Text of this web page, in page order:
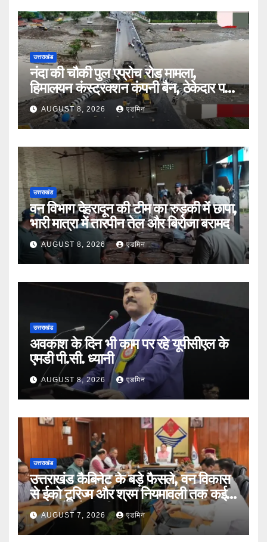
उत्तराखंड
नंदा की चौकी पुल एप्रोच रोड मामला,
हिमालयन कंस्ट्रक्शन कंपनी बैन, ठेकेदार पर
भी एक्शन
AUGUST 8, 2026 एडमिन
उत्तराखंड
वन विभाग देहरादून की टीम का रुड़की में छापा,
भारी मात्रा में तारपीन तेल और बिरोजा बरामद
AUGUST 8, 2026 एडमिन
उत्तराखंड
अवकाश के दिन भी काम पर रहे यूपीसीएल के
एमडी पी.सी. ध्यानी
AUGUST 8, 2026 एडमिन
उत्तराखंड
उत्तराखंड कैबिनेट के बड़े फैसले, वन विकास
से ईको टूरिज्म और श्रम नियमावली तक कई
प्रस्तावों को मंजूरी
AUGUST 7, 2026 एडमिन